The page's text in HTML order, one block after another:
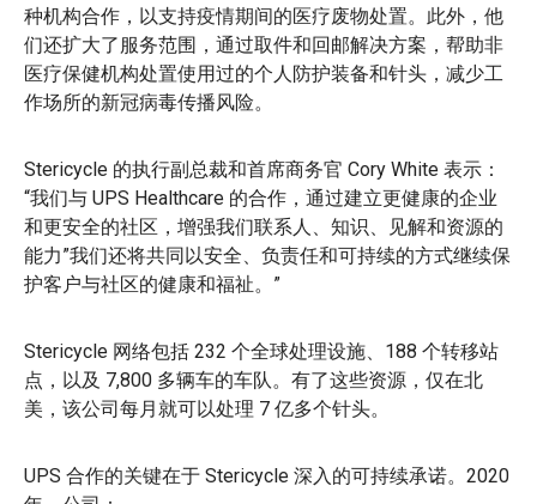
种机构合作，以支持疫情期间的医疗废物处置。此外，他
们还扩大了服务范围，通过取件和回邮解决方案，帮助非
医疗保健机构处置使用过的个人防护装备和针头，减少工
作场所的新冠病毒传播风险。
Stericycle 的执行副总裁和首席商务官 Cory White 表示：
“我们与 UPS Healthcare 的合作，通过建立更健康的企业
和更安全的社区，增强我们联系人、知识、见解和资源的
能力”我们还将共同以安全、负责任和可持续的方式继续保
护客户与社区的健康和福祉。”
Stericycle 网络包括 232 个全球处理设施、188 个转移站
点，以及 7,800 多辆车的车队。有了这些资源，仅在北
美，该公司每月就可以处理 7 亿多个针头。
UPS 合作的关键在于 Stericycle 深入的可持续承诺。2020